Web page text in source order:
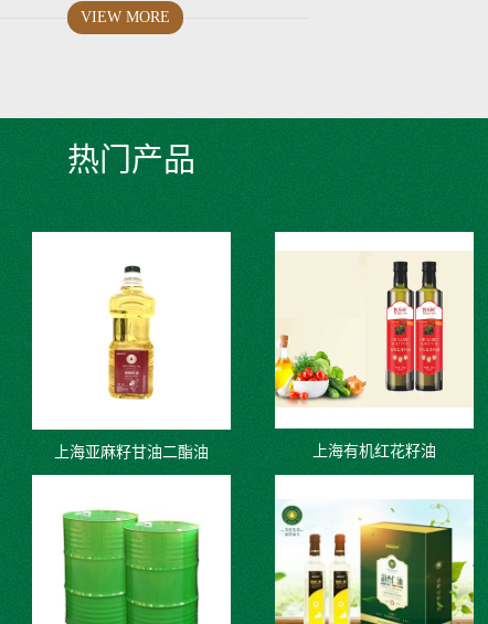
VIEW MORE
热门产品
上海亚麻籽甘油二酯油 上海有机红花籽油